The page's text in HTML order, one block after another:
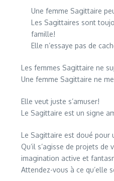
Une femme Sagittaire
Les Sagittaires sont
famille!
Elle n’essaye pas de
Les femmes Sagittaire ne
Une femme Sagittaire ne
Elle veut juste s’amuser!
Le Sagittaire est un signe
Le Sagittaire est doué pour
Qu’il s’agisse de projets
imagination active et
Attendez-vous à ce qu’elle